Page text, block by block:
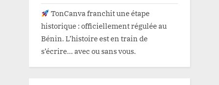
TonCanva franchit une étape
historique : officiellement régulée au
Bénin. L’histoire est en train de
s’écrire… avec ou sans vous.